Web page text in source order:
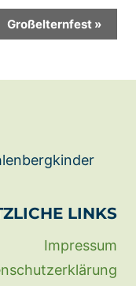
Großelternfest »
LINKS
Impressum